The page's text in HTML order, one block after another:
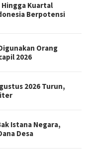
Hingga Kuartal
Berpotensi
Orang
2026
2026 Turun,
Istana Negara,
Desa